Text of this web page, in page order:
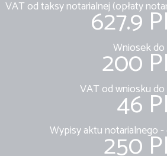
VAT od taksy notarialnej (opłaty
627.9
Wniosek
200
VAT od wniosku
46
Wypisy aktu notarialnego -
250